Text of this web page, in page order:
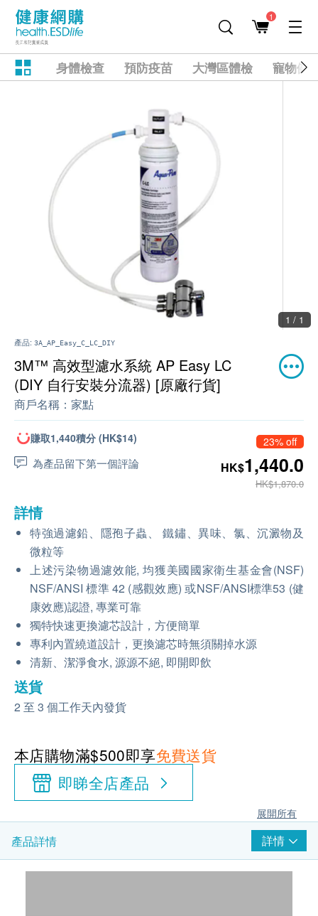
1
身體檢查 預防疫苗 大灣區體檢 寵物健
1 / 1
產品: 3A_AP_Easy_C_LC_DIY
3M™ 高效型濾水系統 AP Easy LC
(DIY 自行安裝分流器) [原廠行貨]
商戶名稱： 家點
賺取1,440積分 (HK$14)
為產品留下第一個評論
23% off
HK$1,440.0
HK$1,870.0
詳情
特強過濾鉛、隱孢子蟲、 鐵鏽、異味、氯、沉澱物及
微粒等
上述污染物過濾效能, 均獲美國國家衛生基金會(NSF)
NSF/ANSI 標準 42 (感觀效應) 或NSF/ANSI標準53 (健
康效應)認證, 專業可靠
獨特快速更換濾芯設計，方便簡單
專利內置繞道設計，更換濾芯時無須關掉水源
清新、潔淨食水, 源源不絕, 即開即飲
送貨
2 至 3 個工作天內發貨
本店購物滿$500即享免費送貨
即睇全店產品
展開所有
產品詳情 詳情